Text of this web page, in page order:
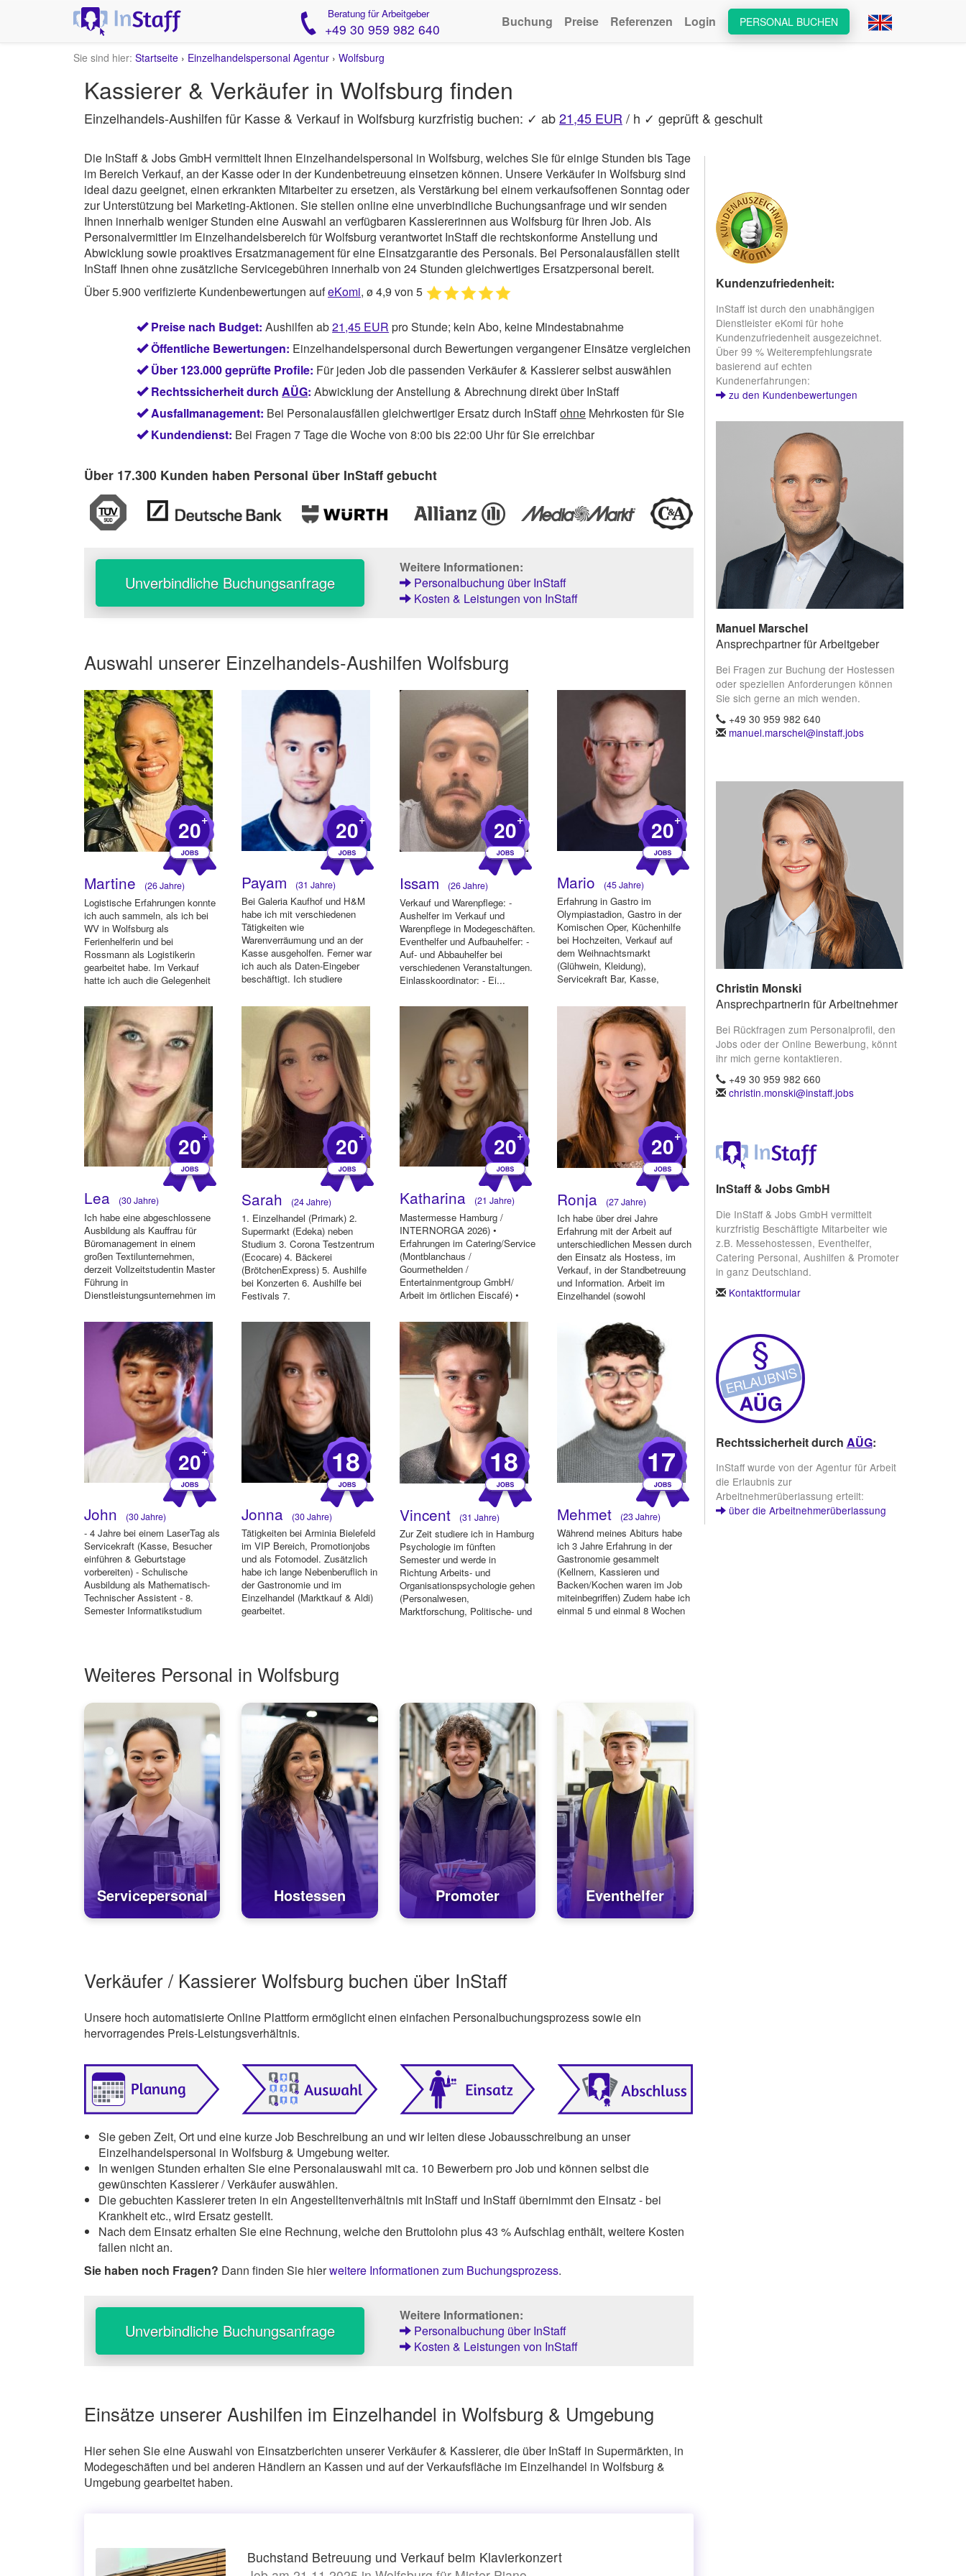
Beratung für Arbeitgeber
+49 30 959 982 640 PERSONAL BUCHEN
Buchung Preise Referenzen Login
Sie sind hier: Startseite › Einzelhandelspersonal Agentur › Wolfsburg
Kassierer & Verkäufer in Wolfsburg finden
Einzelhandels-Aushilfen für Kasse & Verkauf in Wolfsburg kurzfristig buchen: ✓ ab21,45 EUR / h ✓ geprüft & geschult
Die InStaff & Jobs GmbH vermittelt Ihnen Einzelhandelspersonal in Wolfsburg, welches Sie für einige Stunden bis Tage
im Bereich Verkauf, an der Kasse oder in der Kundenbetreuung einsetzen können. Unsere Verkäufer in Wolfsburg sind
ideal dazu geeignet, einen erkrankten Mitarbeiter zu ersetzen, als Verstärkung bei einem verkaufsoffenen Sonntag oder
zur Unterstützung bei Marketing-Aktionen. Sie stellen online eine unverbindliche Buchungsanfrage und wir senden
Ihnen innerhalb weniger Stunden eine Auswahl an verfügbaren Kassiererinnen aus Wolfsburg für Ihren Job. Als
Personalvermittler im Einzelhandelsbereich für Wolfsburg verantwortet InStaffdie rechtskonforme Anstellung und
Abwicklung sowie proaktives Ersatzmanagement für eine Einsatzgarantie des Personals. Bei Personalausfällen stellt
InStaff Ihnen ohne zusätzliche Servicegebühren innerhalb von 24 Stunden gleichwertiges Ersatzpersonal bereit.
Über 5.900 verifizierte Kundenbewertungen aufeKomi, ø 4,9 von 5
Preise nach Budget: Aushilfen ab21,45 EUR pro Stunde; kein Abo, keine Mindestabnahme
Öffentliche Bewertungen: Einzelhandelspersonal durch Bewertungen vergangener Einsätze vergleichen
Über 123.000 geprüfte Profile: Für jeden Job die passenden Verkäufer & Kassierer selbst auswählen
Rechtssicherheit durchAÜG: Abwicklung der Anstellung & Abrechnung direkt über InStaff
Ausfallmanagement: Bei Personalausfällen gleichwertiger Ersatz durch InStaffohne Mehrkosten für Sie
Kundendienst: Bei Fragen 7 Tage die Woche von 8:00 bis 22:00 Uhr für Sie erreichbar
Über 17.300 Kunden haben Personal über InStaff gebucht
Unverbindliche Buchungsanfrage
Weitere Informationen:
Personalbuchung über InStaff
Kosten & Leistungen von InStaff
Auswahl unserer Einzelhandels-Aushilfen Wolfsburg
20+
Martine (26 Jahre)
Logistische Erfahrungen konnte
ich auch sammeln, als ich bei
WV in Wolfsburg als
Ferienhelferin und bei
Rossmann als Logistikerin
gearbeitet habe. Im Verkauf
hatte ich auch die Gelegenheit
20+
Payam (31 Jahre)
Bei Galeria Kaufhof und H&M
habe ich mit verschiedenen
Tätigkeiten wie
Warenverräumung und an der
Kasse ausgeholfen. Ferner war
ich auch als Daten-Eingeber
beschäftigt. Ich studiere
20+
Issam (26 Jahre)
Verkauf und Warenpflege: -
Aushelfer im Verkauf und
Warenpflege in Modegeschäften.
Eventhelfer und Aufbauhelfer: -
Auf- und Abbauhelfer bei
verschiedenen Veranstaltungen.
Einlasskoordinator: - Ei...
20+
Mario (45 Jahre)
Erfahrung in Gastro im
Olympiastadion, Gastro in der
Komischen Oper, Küchenhilfe
bei Hochzeiten, Verkauf auf
dem Weihnachtsmarkt
(Glühwein, Kleidung),
Servicekraft Bar, Kasse,
20+
Lea (30 Jahre)
Ich habe eine abgeschlossene
Ausbildung als Kauffrau für
Büromanagement in einem
großen Textilunternehmen,
derzeit Vollzeitstudentin Master
Führung in
Dienstleistungsunternehmen im
20+
Sarah (24 Jahre)
1. Einzelhandel (Primark) 2.
Supermarkt (Edeka) neben
Studium 3. Corona Testzentrum
(Ecocare) 4. Bäckerei
(BrötchenExpress) 5. Aushilfe
bei Konzerten 6. Aushilfe bei
Festivals 7.
20+
Katharina (21 Jahre)
Mastermesse Hamburg /
INTERNORGA 2026) •
Erfahrungen im Catering/Service
(Montblanchaus /
Gourmethelden /
Entertainmentgroup GmbH/
Arbeit im örtlichen Eiscafé) •
(Bluts...
20+
Ronja (27 Jahre)
Ich habe über drei Jahre
Erfahrung mit der Arbeit auf
unterschiedlichen Messen durch
den Einsatz als Hostess, im
Verkauf, in der Standbetreuung
und Information. Arbeit im
Einzelhandel (sowohl
20+
John (30 Jahre)
- 4 Jahre bei einem LaserTag als
Servicekraft (Kasse, Besucher
einführen & Geburtstage
vorbereiten) - Schulische
Ausbildung als Mathematisch-
Technischer Assistent - 8.
Semester Informatikstudium
18
Jonna (30 Jahre)
Tätigkeiten bei Arminia Bielefeld
im VIP Bereich, Promotionjobs
und als Fotomodel. Zusätzlich
habe ich lange Nebenberuflich in
der Gastronomie und im
Einzelhandel (Marktkauf & Aldi)
gearbeitet.
18
Vincent (31 Jahre)
Zur Zeit studiere ich in Hamburg
Psychologie im fünften
Semester und werde in
Richtung Arbeits- und
Organisationspsychologie gehen
(Personalwesen,
Marktforschung, Politische- und
17
Mehmet (23 Jahre)
Während meines Abiturs habe
ich 3 Jahre Erfahrung in der
Gastronomie gesammelt
(Kellnern, Kassieren und
Backen/Kochen waren im Job
miteinbegriffen) Zudem habe ich
einmal 5 und einmal 8 Wochen
Weiteres Personal in Wolfsburg
Servicepersonal Hostessen Promoter Eventhelfer
Verkäufer / Kassierer Wolfsburg buchen über InStaff
Unsere hoch automatisierte Online Plattform ermöglicht einen einfachen Personalbuchungsprozess sowie ein
hervorragendes Preis-Leistungsverhältnis.
Sie geben Zeit, Ort und eine kurze Job Beschreibung an und wir leiten diese Jobausschreibung an unser
Einzelhandelspersonal in Wolfsburg & Umgebung weiter.
In wenigen Stunden erhalten Sie eine Personalauswahl mit ca. 10 Bewerbern pro Job und können selbst die
gewünschten Kassierer / Verkäufer auswählen.
Die gebuchten Kassierer treten in ein Angestelltenverhältnis mit InStaff und InStaff übernimmt den Einsatz - bei
Krankheit etc., wird Ersatz gestellt.
Nach dem Einsatz erhalten Sie eine Rechnung, welche den Bruttolohn plus 43 % Aufschlag enthält, weitere Kosten
fallen nicht an.
Sie haben noch Fragen? Dann finden Sie hierweitere Informationen zum Buchungsprozess.
Unverbindliche Buchungsanfrage
Weitere Informationen:
Personalbuchung über InStaff
Kosten & Leistungen von InStaff
Einsätze unserer Aushilfen im Einzelhandel in Wolfsburg & Umgebung
Hier sehen Sie eine Auswahl von Einsatzberichten unserer Verkäufer & Kassierer, die über InStaff in Supermärkten, in
Modegeschäften und bei anderen Händlern an Kassen und auf der Verkaufsfläche im Einzelhandel in Wolfsburg &
Umgebung gearbeitet haben.
Buchstand Betreuung und Verkauf beim Klavierkonzert
Kundenzufriedenheit:
InStaff ist durch den unabhängigen
Dienstleister eKomi für hohe
Kundenzufriedenheit ausgezeichnet.
Über 99 % Weiterempfehlungsrate
basierend auf echten
Kundenerfahrungen:
zu den Kundenbewertungen
Manuel Marschel
Ansprechpartner für Arbeitgeber
Bei Fragen zur Buchung der Hostessen
oder speziellen Anforderungen können
Sie sich gerne an mich wenden.
+49 30 959 982 640
manuel.marschel@instaff.jobs
Christin Monski
Ansprechpartnerin für Arbeitnehmer
Bei Rückfragen zum Personalprofil, den
Jobs oder der Online Bewerbung, könnt
ihr mich gerne kontaktieren.
+49 30 959 982 660
christin.monski@instaff.jobs
InStaff & Jobs GmbH
Die InStaff & Jobs GmbH vermittelt
kurzfristig Beschäftigte Mitarbeiter wie
z.B. Messehostessen, Eventhelfer,
Catering Personal, Aushilfen & Promoter
in ganz Deutschland.
Kontaktformular
Rechtssicherheit durch AÜG:
InStaff wurde von der Agentur für Arbeit
die Erlaubnis zur
Arbeitnehmerüberlassung erteilt:
über die Arbeitnehmerüberlassung